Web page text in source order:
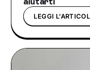
LEGGI